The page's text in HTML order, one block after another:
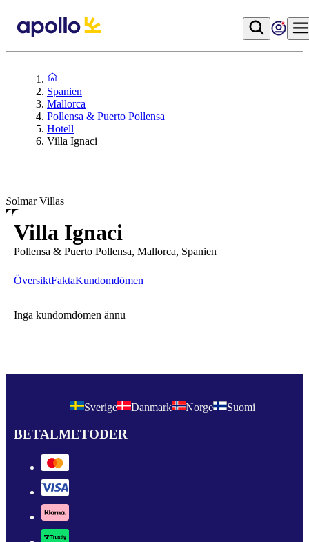
Spanien
Mallorca
Pollensa & Puerto Pollensa
Hotell
Villa Ignaci
Solmar Villas
Villa Ignaci
Pollensa & Puerto Pollensa, Mallorca, Spanien
ÖversiktFaktaKundomdömen
Inga kundomdömen ännu
Sverige Danmark Norge Suomi
BETALMETODER